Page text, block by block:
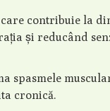
contribuie la
și reducând
spasmele
cronică.